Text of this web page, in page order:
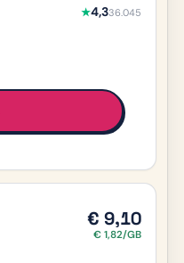
★4,336.045
€ 9,10
€ 1,82/GB